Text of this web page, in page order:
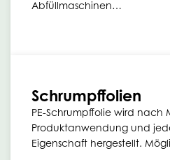
Abfüllmaschinen…
Schrumpffolien
PE-Schrumpffolie wird nach
Produktanwendung und
Eigenschaft hergestellt.